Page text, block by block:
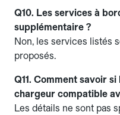
Q10. Les services à
supplémentaire ?
Non, les services listés
proposés.
Q11. Comment savoir
chargeur compatible
Les détails ne sont pas